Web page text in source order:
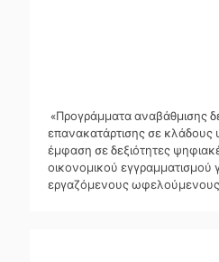
«Προγράμματα αναβάθμισης
επανακατάρτισης σε
έμφαση σε δεξιότητες
οικονομικού εγγραμματισμού
εργαζόμενους